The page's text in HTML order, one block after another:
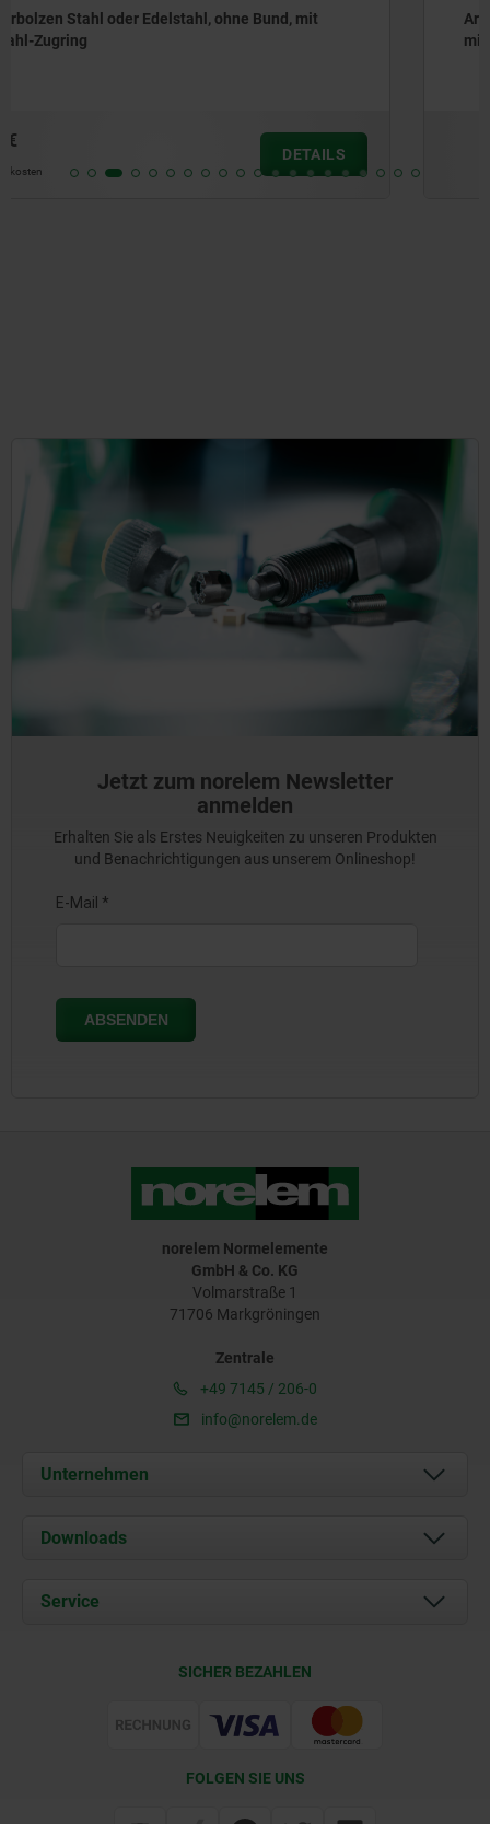
Arretierbolzen Stahl oder Edelstahl, kurze Ausführung,
mit Gewindezapfen
zzgl. Versandkosten
Jetzt zum norelem Newsletter
anmelden
Erhalten Sie als Erstes Neuigkeiten zu unseren Produkten
und Benachrichtigungen aus unserem Onlineshop!
norelem Normelemente
GmbH & Co. KG
Volmarstraße 1
71706 Markgröningen
Zentrale
+49 7145 / 206-0
info@norelem.de
Unternehmen
Über uns
Karriere
Downloads
Dokumente
Service
Web Support
SICHER BEZAHLEN
FOLGEN SIE UNS